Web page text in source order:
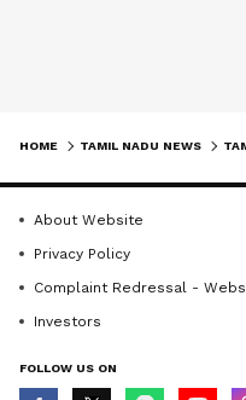
HOME TAMIL NADU NEWS
About Website
Privacy Policy
Complaint Redressal - Website
Investors
FOLLOW US ON